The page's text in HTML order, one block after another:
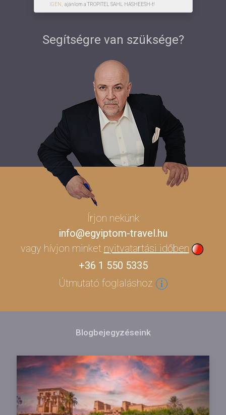
IGEN,
ajánlom a TROPITEL SAHL HASHEESH-t!
Segítségre van szüksége?
Írjon nekünk
info@egyiptom-travel.hu
vagy hívjon minket nyitvatartási időben
+36 1 550 5335
Útmutató foglaláshoz
Blogbejegyzéseink